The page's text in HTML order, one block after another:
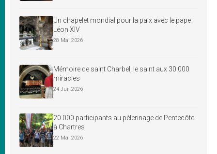
Un chapelet mondial pour la paix avec le pape
Léon XIV
28 Mai 2026
Mémoire de saint Charbel, le saint aux 30 000
miracles
24 Juil 2026
20 000 participants au pèlerinage de Pentecôte
à Chartres
22 Mai 2026